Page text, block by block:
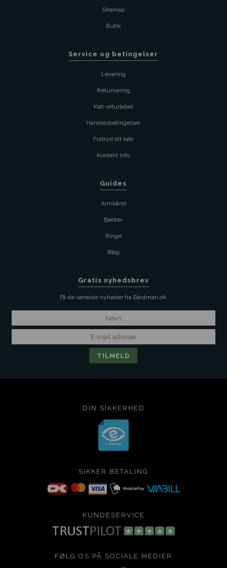
Sitemap
Butik
Service og betingelser
Levering
Returnering
Køb returlabel
Handelsbetingelser
Fortryd dit køb
Kontakt info
Guides
Armbånd
Bælter
Ringe
Blog
Gratis nyhedsbrev
Få de seneste nyheder fra Bestman.dk
DIN SIKKERHED
SIKKER BETALING
KUNDESERVICE
FØLG OS PÅ SOCIALE MEDIER